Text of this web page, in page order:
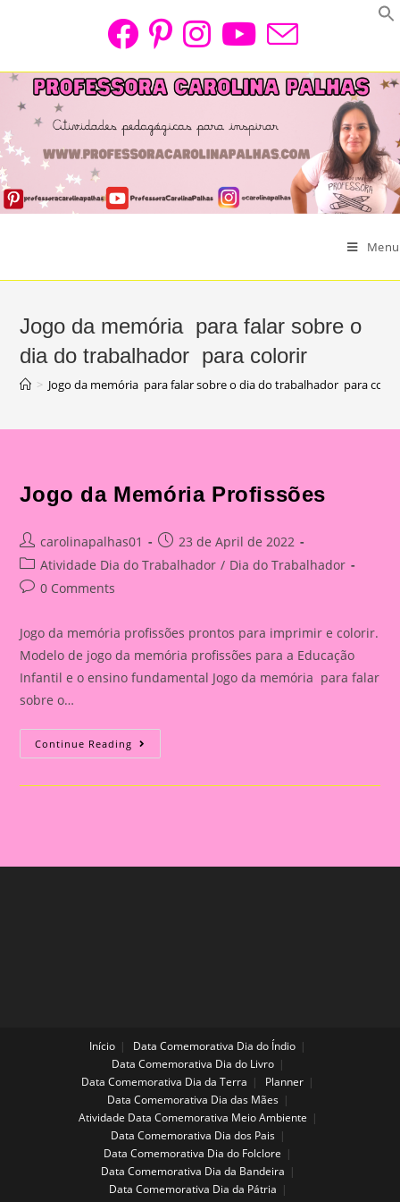
Menu
Jogo da memória para falar sobre o
dia do trabalhador para colorir
> Jogo da memória para falar sobre o dia do trabalhador para
Jogo da Memória Profissões
Post
author:
carolinapalhas01
Post
published:
23 de April de 2022
Post
category:
Atividade Dia do Trabalhador / Dia do Trabalhador
Post0 Comments
Jogo da memória profissões prontos para imprimir e colorir.
Modelo de jogo da memória profissões para a Educação
Infantil e o ensino fundamental Jogo da memória para falar
sobre o…
Continue Reading Jogo
Da
Profissões
Início
Data Comemorativa Dia do Índio
Data Comemorativa Dia do Livro
Data Comemorativa Dia da Terra
Planner
Data Comemorativa Dia das Mães
Atividade Data Comemorativa Meio Ambiente
Data Comemorativa Dia dos Pais
Data Comemorativa Dia do Folclore
Data Comemorativa Dia da Bandeira
Data Comemorativa Dia da Pátria